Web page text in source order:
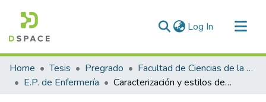
Log In (current)
Communities & Collections
All of DSpace
Home Tesis Pregrado
Facultad de Ciencias de la Salud
E.P. de Enfermería
Caracterización y estilos de apego relacionado al desarrollo psicomotor en lactantes de 7 a 12 meses, Centro de Salud Santa Adriana Juliaca 2024